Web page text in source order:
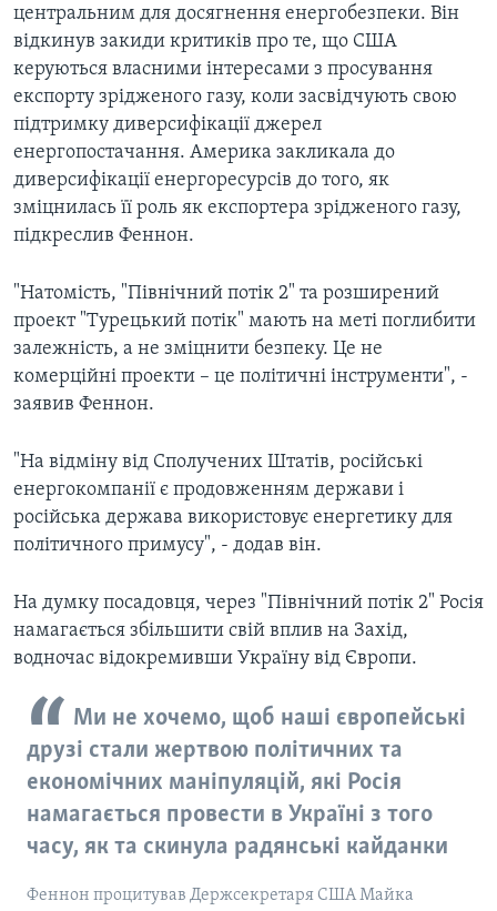
центральним для досягнення енергобезпеки. Він
відкинув закиди критиків про те, що США
керуються власними інтересами з просування
експорту зрідженого газу, коли засвідчують свою
підтримку диверсифікації джерел
енергопостачання. Америка закликала до
диверсифікації енергоресурсів до того, як
зміцнилась її роль як експортера зрідженого газу,
підкреслив Феннон.
"Натомість, "Північний потік 2" та розширений
проект "Турецький потік" мають на меті поглибити
залежність, а не зміцнити безпеку. Це не
комерційні проекти – це політичні інструменти", -
заявив Феннон.
"На відміну від Сполучених Штатів, російські
енергокомпанії є продовженням держави і
російська держава використовує енергетику для
політичного примусу", - додав він.
На думку посадовця, через "Північний потік 2" Росія
намагається збільшити свій вплив на Захід,
водночас відокремивши Україну від Європи.
Ми не хочемо, щоб наші європейські
друзі стали жертвою політичних та
економічних маніпуляцій, які Росія
намагається провести в Україні з того
часу, як та скинула радянські кайданки
Феннон процитував Держсекретаря США Майка